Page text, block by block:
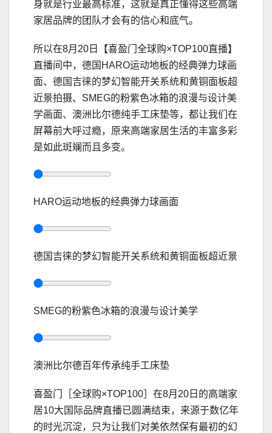
身就是行业最高标准，这就是真正懂得这些高端
家居品牌的团队才会有的信心和底气。
所以在8月20日【喜盈门全球购×TOP100直播】
直播间中，德国HARO运动地板的经典弹力球画
面、德国吉徕的梦幻智能开关系统和黄铜面板超
近景拍摄、SMEG的粉紫色冰箱的浪漫与设计美
学画面、澳洲比尔德纯手工床垫等，都让我们在
屏幕前大呼过瘾，原来高端家居生活的丰富多彩
是如此斑斓而且多变。
HARO运动地板的经典弹力球画面
德国吉徕的梦幻智能开关系统和黄铜面板超近景
SMEG的粉紫色冰箱的浪漫与设计美学
澳洲比尔德百年传承纯手工床垫
喜盈门［全球购×TOP100］在8月20日的高端家
居10大国际品牌直播已圆满结束，来源于数亿年
的时光沉淀，只为让我们对美依然保有最初的幻